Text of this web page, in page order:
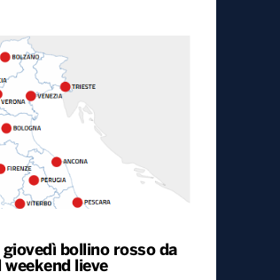
bollino rosso da
weekend lieve